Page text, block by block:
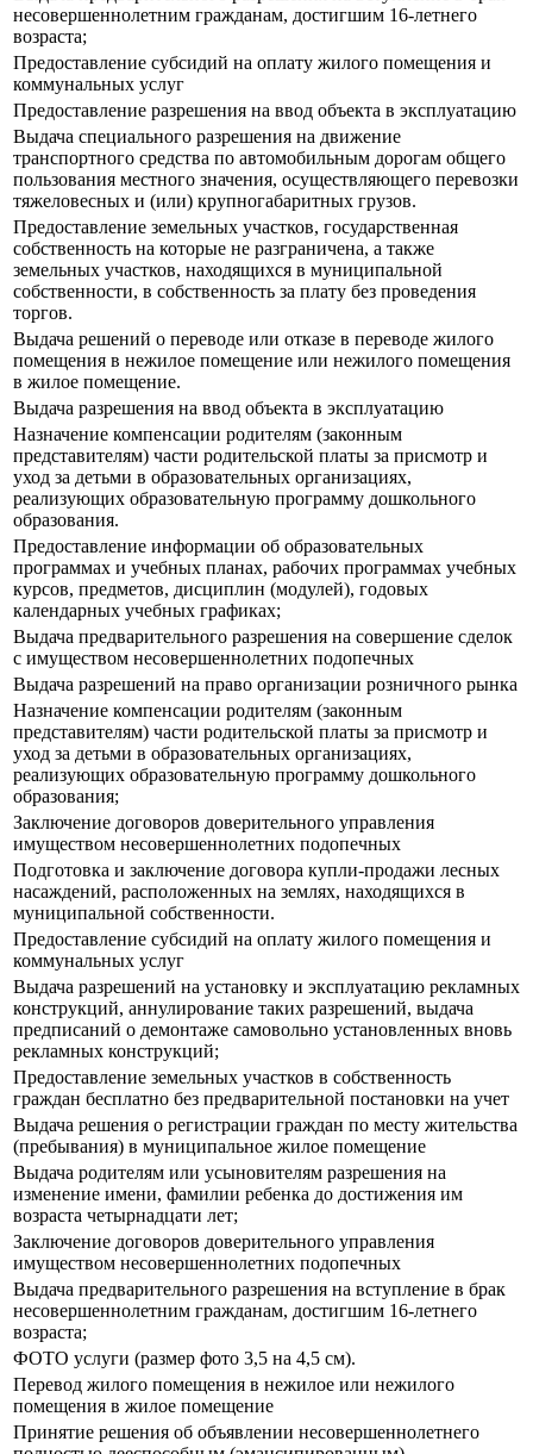
несовершеннолетним гражданам, достигшим 16-летнего
возраста;
Предоставление субсидий на оплату жилого помещения и
коммунальных услуг
Предоставление разрешения на ввод объекта в эксплуатацию
Выдача специального разрешения на движение
транспортного средства по автомобильным дорогам общего
пользования местного значения, осуществляющего перевозки
тяжеловесных и (или) крупногабаритных грузов.
Предоставление земельных участков, государственная
собственность на которые не разграничена, а также
земельных участков, находящихся в муниципальной
собственности, в собственность за плату без проведения
торгов.
Выдача решений о переводе или отказе в переводе жилого
помещения в нежилое помещение или нежилого помещения
в жилое помещение.
Выдача разрешения на ввод объекта в эксплуатацию
Назначение компенсации родителям (законным
представителям) части родительской платы за присмотр и
уход за детьми в образовательных организациях,
реализующих образовательную программу дошкольного
образования.
Предоставление информации об образовательных
программах и учебных планах, рабочих программах учебных
курсов, предметов, дисциплин (модулей), годовых
календарных учебных графиках;
Выдача предварительного разрешения на совершение сделок
с имуществом несовершеннолетних подопечных
Выдача разрешений на право организации розничного рынка
Назначение компенсации родителям (законным
представителям) части родительской платы за присмотр и
уход за детьми в образовательных организациях,
реализующих образовательную программу дошкольного
образования;
Заключение договоров доверительного управления
имуществом несовершеннолетних подопечных
Подготовка и заключение договора купли-продажи лесных
насаждений, расположенных на землях, находящихся в
муниципальной собственности.
Предоставление субсидий на оплату жилого помещения и
коммунальных услуг
Выдача разрешений на установку и эксплуатацию рекламных
конструкций, аннулирование таких разрешений, выдача
предписаний о демонтаже самовольно установленных вновь
рекламных конструкций;
Предоставление земельных участков в собственность
граждан бесплатно без предварительной постановки на учет
Выдача решения о регистрации граждан по месту жительства
(пребывания) в муниципальное жилое помещение
Выдача родителям или усыновителям разрешения на
изменение имени, фамилии ребенка до достижения им
возраста четырнадцати лет;
Заключение договоров доверительного управления
имуществом несовершеннолетних подопечных
Выдача предварительного разрешения на вступление в брак
несовершеннолетним гражданам, достигшим 16-летнего
возраста;
ФОТО услуги (размер фото 3,5 на 4,5 см).
Перевод жилого помещения в нежилое или нежилого
помещения в жилое помещение
Принятие решения об объявлении несовершеннолетнего